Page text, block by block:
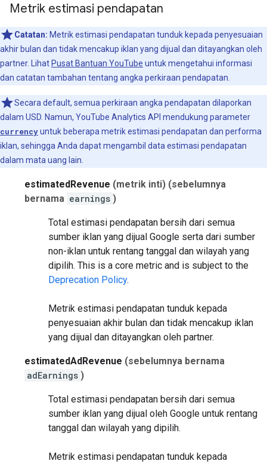
Metrik estimasi pendapatan
Catatan: Metrik estimasi pendapatan tunduk kepada penyesuaian
akhir bulan dan tidak mencakup iklan yang dijual dan ditayangkan oleh
partner. Lihat Pusat Bantuan YouTube untuk mengetahui informasi
dan catatan tambahan tentang angka perkiraan pendapatan.
Secara default, semua perkiraan angka pendapatan dilaporkan
dalam USD. Namun, YouTube Analytics API mendukung parameter
currencyuntuk beberapa metrik estimasi pendapatan dan performa
iklan, sehingga Anda dapat mengambil data estimasi pendapatan
dalam mata uang lain.
estimatedRevenue (metrik inti) (sebelumnya
bernama earnings )
Total estimasi pendapatan bersih dari semua
sumber iklan yang dijual Google serta dari sumber
non-iklan untuk rentang tanggal dan wilayah yang
dipilih. This is a core metric and is subject to the
Deprecation Policy.
Metrik estimasi pendapatan tunduk kepada
penyesuaian akhir bulan dan tidak mencakup iklan
yang dijual dan ditayangkan oleh partner.
estimatedAdRevenue (sebelumnya bernama
adEarnings )
Total estimasi pendapatan bersih dari semua
sumber iklan yang dijual oleh Google untuk rentang
tanggal dan wilayah yang dipilih.
Metrik estimasi pendapatan tunduk kepada